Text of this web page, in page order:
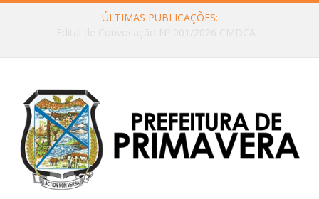
ÚLTIMAS PUBLICAÇÕES: